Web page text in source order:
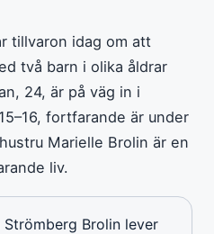
tillvaron idag om att
två barn i olika åldrar
24, är på väg in i
fortfarande är under
Marielle Brolin är en
liv.
Strömberg Brolin lever